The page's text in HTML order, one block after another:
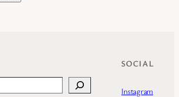
SOCIAL
Instagram